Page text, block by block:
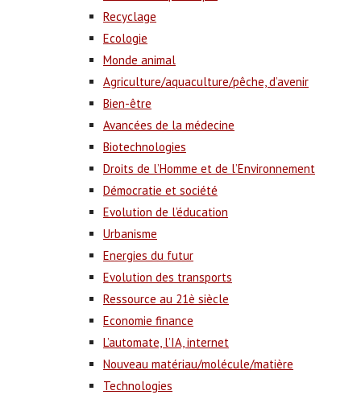
Recyclage
Ecologie
Monde animal
Agriculture/aquaculture/pêche, d’avenir
Bien-être
Avancées de la médecine
Biotechnologies
Droits de l’Homme et de l’Environnement
Démocratie et société
Evolution de l’éducation
Urbanisme
Energies du futur
Evolution des transports
Ressource au 21è siècle
Economie finance
L’automate, l’IA, internet
Nouveau matériau/molécule/matière
Technologies